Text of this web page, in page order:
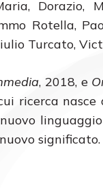
Dorazio,
Rotella,
Turcato,
, 2018, e
ricerca nasce
significato.